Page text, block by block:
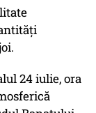
24 iulie, ora